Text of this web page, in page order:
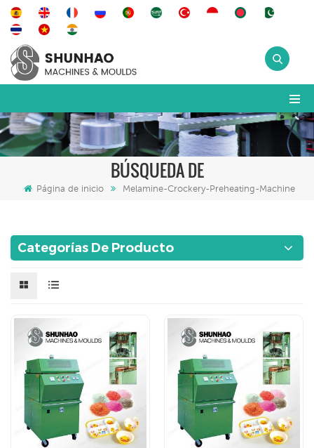
BÚSQUEDA DE
Página de inicio Melamine-Crockery-Preheating-Machine
Categorías De Producto